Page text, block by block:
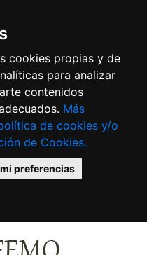
cookies propias y de
para analizar
contenidos
Más
de cookies y/o
de Cookies.
preferencias